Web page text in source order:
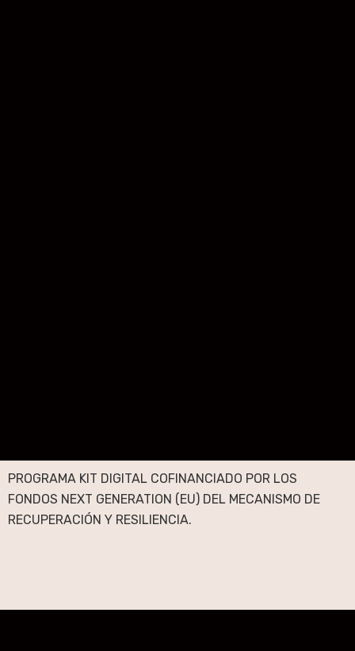
PROGRAMA KIT DIGITAL COFINANCIADO POR LOS
FONDOS NEXT GENERATION (EU) DEL MECANISMO DE
RECUPERACIÓN Y RESILIENCIA.